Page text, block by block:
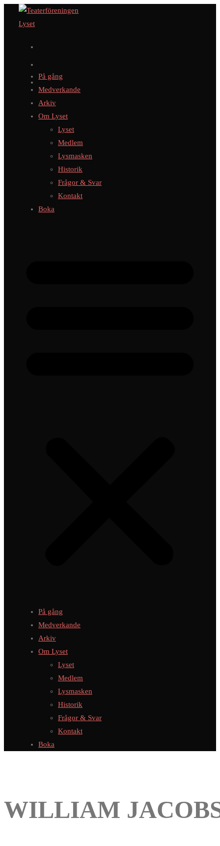
Hoppa
På gång
Medverkande
Arkiv
Om Lyset
Lyset
Medlem
Lysmasken
Historik
Frågor & Svar
Kontakt
Boka
På gång
Medverkande
Arkiv
Om Lyset
Lyset
Medlem
Lysmasken
Historik
Frågor & Svar
Kontakt
Boka
WILLIAM